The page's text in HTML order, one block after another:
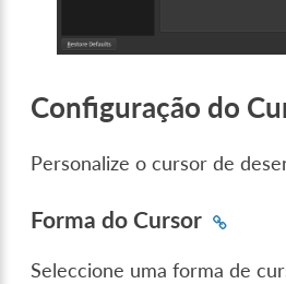
Configuração do
Personalize o cursor de
Forma do Cursor
Seleccione uma forma de